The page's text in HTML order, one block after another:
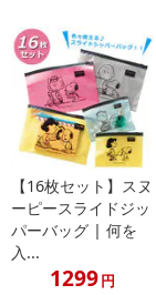
【16枚セット】スヌ
ーピースライドジッ
パーバッグ | 何を
入...
1299円